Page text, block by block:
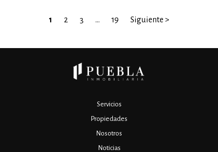
1 2 3 … 19 Siguiente >
Servicios
Propiedades
Nosotros
Noticias